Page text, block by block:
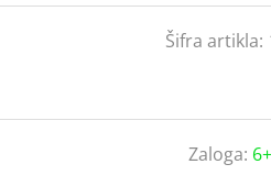
Šifra artikla:
Zaloga: